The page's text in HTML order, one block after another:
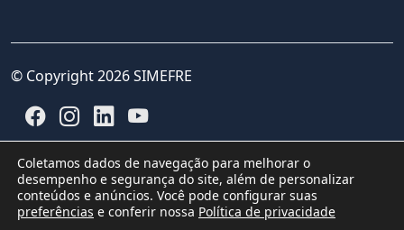
© Copyright 2026 SIMEFRE
Coletamos dados de navegação para melhorar o
desempenho e segurança do site, além de personalizar
conteúdos e anúncios. Você pode configurar suas
preferências e conferir nossa Política de privacidade